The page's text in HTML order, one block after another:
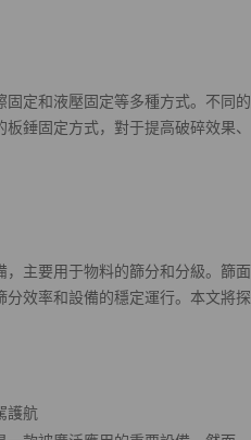
定和液壓固定等多種方式。不同的
錘固定方式，對于提高破碎效果、
主要用于物料的篩分和分級。篩面
效率和設備的穩定運行。本文將探
護航